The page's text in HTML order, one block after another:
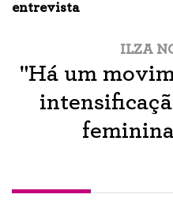
entrevista
ILZA
"Há um